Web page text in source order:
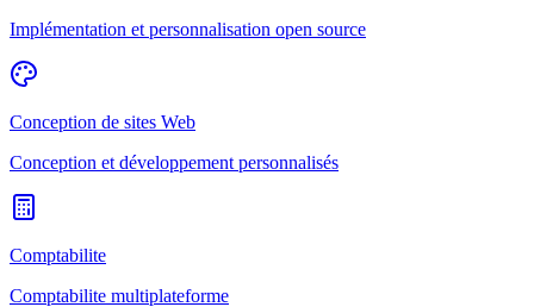
Implémentation et personnalisation open source
Conception de sites Web
Conception et développement personnalisés
Comptabilite
Comptabilite multiplateforme